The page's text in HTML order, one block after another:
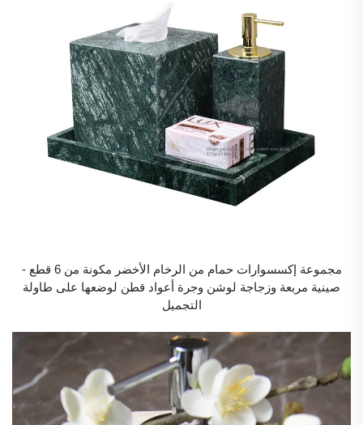
مجموعة إكسسوارات حمام من الرخام الأخضر مكونة من 6 قطع -
صينية مربعة وزجاجة لوشن وجرة أعواد قطن لوضعها على طاولة
التجميل